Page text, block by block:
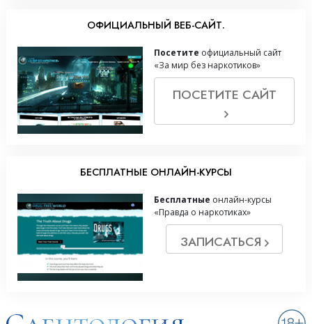
ОФИЦИАЛЬНЫЙ ВЕБ-САЙТ.
Посетите официальный сайт
«За мир без наркотиков»
ПОСЕТИТЕ САЙТ
БЕСПЛАТНЫЕ ОНЛАЙН-КУРСЫ
Бесплатные онлайн-курсы
«Правда о наркотиках»
ЗАПИСАТЬСЯ